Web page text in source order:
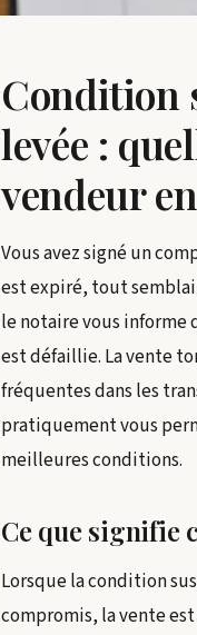
Condition
levée :
vendeur
Vous avez signé un
est expiré, tout
le notaire vous informe
est défaillie. La vente
fréquentes dans les
pratiquement vous
meilleures conditions.
Ce que signifie
Lorsque la condition
compromis, la vente